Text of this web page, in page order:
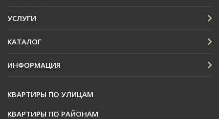
УСЛУГИ
КАТАЛОГ
ИНФОРМАЦИЯ
КВАРТИРЫ ПО УЛИЦАМ
КВАРТИРЫ ПО РАЙОНАМ